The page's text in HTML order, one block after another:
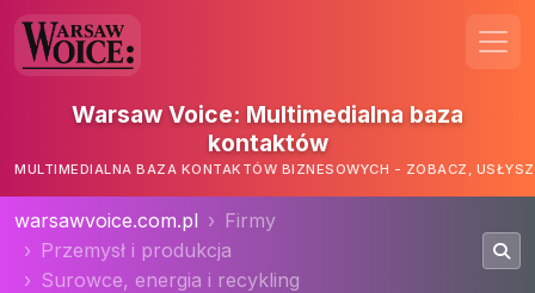
Warsaw Voice: Multimedialna baza
kontaktów
MULTIMEDIALNA BAZA KONTAKTÓW BIZNESOWYCH - ZOBACZ,
warsawvoice.com.pl
Firmy
Przemysł i produkcja
Surowce, energia i recykling